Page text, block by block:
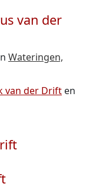
van der
Wateringen,
van der Drift en